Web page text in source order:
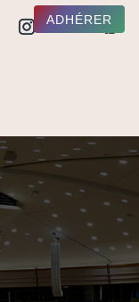
ADHÉRER